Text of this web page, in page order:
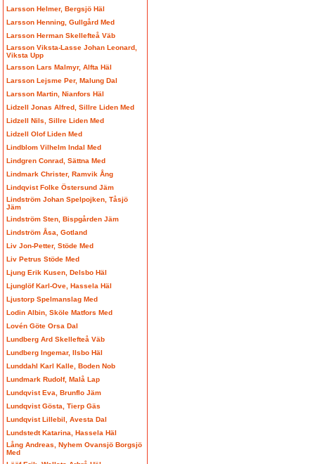
Larsson Helmer, Bergsjö Häl
Larsson Henning, Gullgård Med
Larsson Herman Skellefteå Väb
Larsson Viksta-Lasse Johan Leonard,
Viksta Upp
Larsson Lars Malmyr, Alfta Häl
Larsson Lejsme Per, Malung Dal
Larsson Martin, Nianfors Häl
Lidzell Jonas Alfred, Sillre Liden Med
Lidzell Nils, Sillre Liden Med
Lidzell Olof Liden Med
Lindblom Vilhelm Indal Med
Lindgren Conrad, Sättna Med
Lindmark Christer, Ramvik Ång
Lindqvist Folke Östersund Jäm
Lindström Johan Spelpojken, Tåsjö
Jäm
Lindström Sten, Bispgården Jäm
Lindström Åsa, Gotland
Liv Jon-Petter, Stöde Med
Liv Petrus Stöde Med
Ljung Erik Kusen, Delsbo Häl
Ljunglöf Karl-Ove, Hassela Häl
Ljustorp Spelmanslag Med
Lodin Albin, Sköle Matfors Med
Lovén Göte Orsa Dal
Lundberg Ard Skellefteå Väb
Lundberg Ingemar, Ilsbo Häl
Lunddahl Karl Kalle, Boden Nob
Lundmark Rudolf, Malå Lap
Lundqvist Eva, Brunflo Jäm
Lundqvist Gösta, Tierp Gäs
Lundqvist Lillebil, Avesta Dal
Lundstedt Katarina, Hassela Häl
Lång Andreas, Nyhem Ovansjö Borgsjö
Med